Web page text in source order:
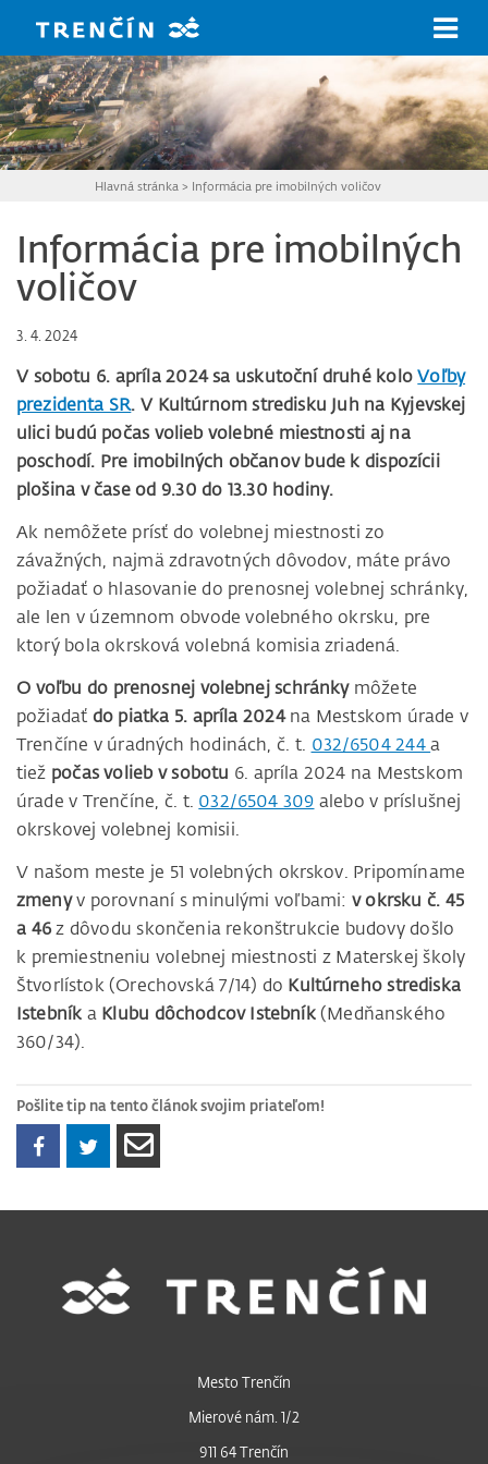
Hlavná stránka > Informácia pre imobilných voličov
Informácia pre imobilných
voličov
3. 4. 2024
V sobotu 6. apríla 2024 sa uskutoční druhé koloVoľby
prezidenta SR. V Kultúrnom stredisku Juh na Kyjevskej
ulici budú počas volieb volebné miestnosti aj na
poschodí. Pre imobilných občanov bude k dispozícii
plošina v čase od 9.30 do 13.30 hodiny.
Ak nemôžete prísť do volebnej miestnosti zo
závažných, najmä zdravotných dôvodov, máte právo
požiadať o hlasovanie do prenosnej volebnej schránky,
ale len v územnom obvode volebného okrsku, pre
ktorý bola okrsková volebná komisia zriadená.
O voľbu do prenosnej volebnej schránkymôžete
požiadať do piatka 5. apríla 2024na Mestskom úrade v
Trenčíne v úradných hodinách, č. t. 032/6504 244a
tiež počas volieb v sobotu 6. apríla 2024 na Mestskom
úrade v Trenčíne, č. t. 032/6504 309 alebo v príslušnej
okrskovej volebnej komisii.
V našom meste je 51 volebných okrskov. Pripomíname
zmenyv porovnaní s minulými voľbami: v okrsku č. 45
a 46z dôvodu skončenia rekonštrukcie budovy došlo
k premiestneniu volebnej miestnosti z Materskej školy
Štvorlístok (Orechovská 7/14) do Kultúrneho strediska
Istebník a Klubu dôchodcov Istebník(Medňanského
360/34).
Pošlite tip na tento článok svojim priateľom!
Mesto Trenčín
Mierové nám. 1/2
911 64 Trenčín